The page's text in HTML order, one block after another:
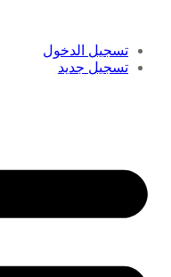
تسجيل الدخول
تسجيل جديد